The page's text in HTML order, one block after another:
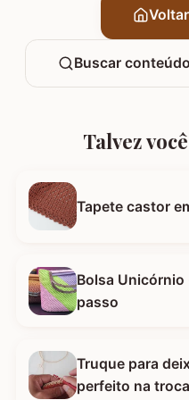
Buscar conteúdo
Talvez
Tapete castor
Bolsa Unicórnio - Bag de crochê
passo
Truque para
perfeito na